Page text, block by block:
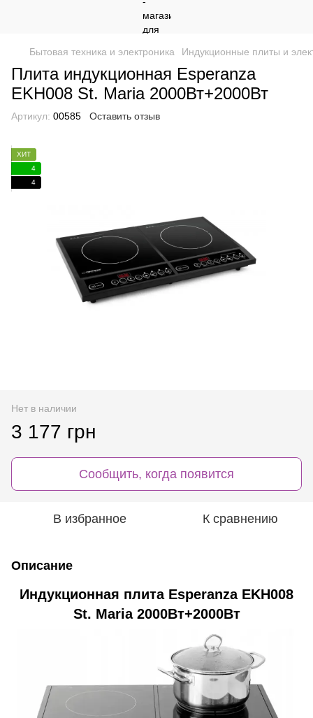
Бытовая техника и электроника Индукционные плиты и
Плита индукционная Esperanza
EKH008 St. Maria 2000Вт+2000Вт
Артикул: 00585 Оставить отзыв
ХИТ
4
4
Нет в наличии
3 177 грн
Сообщить, когда появится
В избранное К сравнению
Описание
Индукционная плита Esperanza EKH008
St. Maria 2000Вт+2000Вт